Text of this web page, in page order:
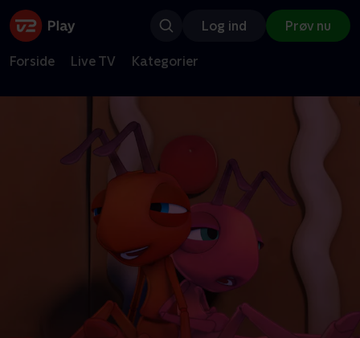
Log ind Prøv nu
Forside Live TV Kategorier